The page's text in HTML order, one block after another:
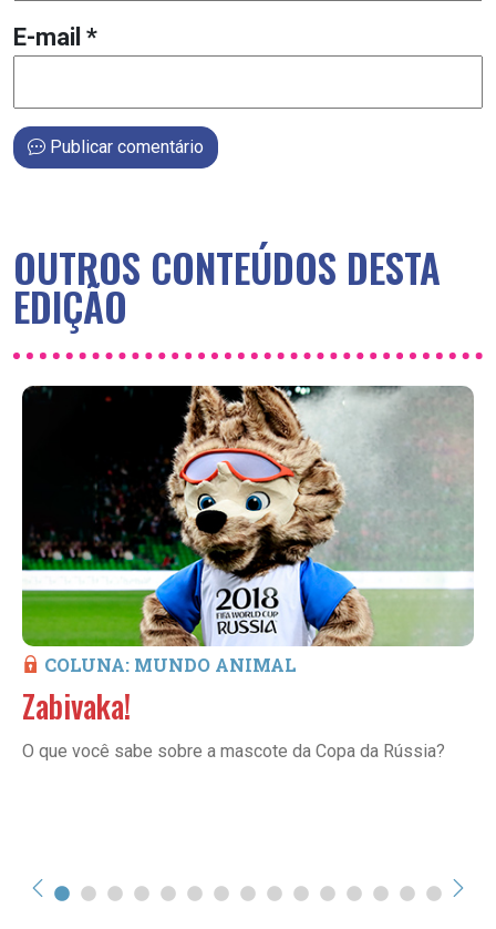
E-mail *
Publicar comentário
OUTROS CONTEÚDOS DESTA
EDIÇÃO
COLUNA: MUNDO ANIMAL
Zabivaka!
O que você sabe sobre a mascote da Copa da Rússia?